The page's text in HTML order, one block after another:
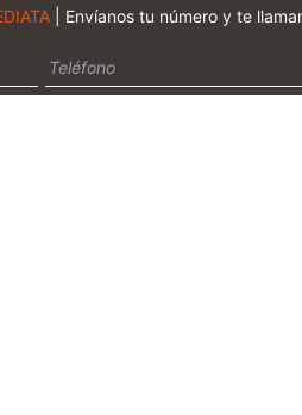
| Envíanos tu número y te